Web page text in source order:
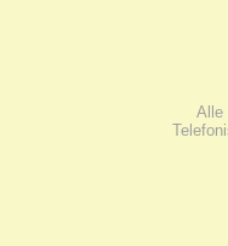
Alle